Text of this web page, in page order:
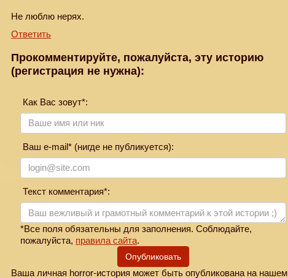
Не люблю нерях.
Ответить
Прокомментируйте, пожалуйста, эту историю
(регистрация не нужна):
Как Вас зовут*:
Ваш e-mail* (нигде не публикуется):
Текст комментария*:
*Все поля обязательны для заполнения. Соблюдайте,
пожалуйста, правила сайта.
Опубликовать
Ваша личная horror-история может быть опубликована на нашем